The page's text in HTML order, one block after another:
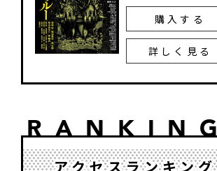
購入する
詳しく見る
アクセスランキング